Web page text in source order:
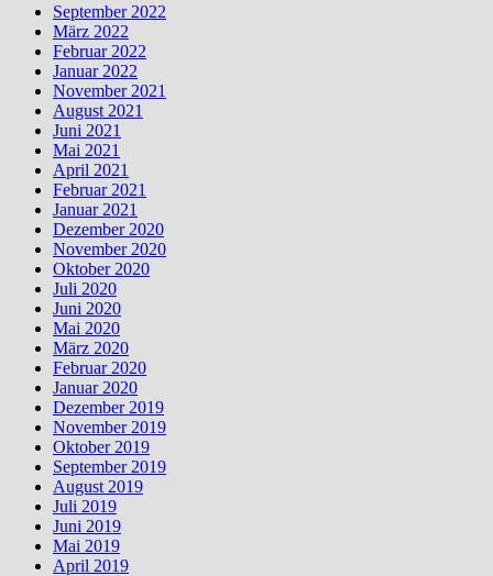
September 2022
März 2022
Februar 2022
Januar 2022
November 2021
August 2021
Juni 2021
Mai 2021
April 2021
Februar 2021
Januar 2021
Dezember 2020
November 2020
Oktober 2020
Juli 2020
Juni 2020
Mai 2020
März 2020
Februar 2020
Januar 2020
Dezember 2019
November 2019
Oktober 2019
September 2019
August 2019
Juli 2019
Juni 2019
Mai 2019
April 2019